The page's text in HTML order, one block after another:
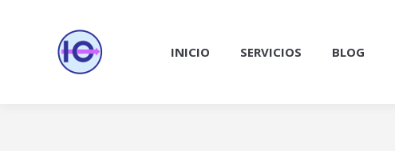
INICIO SERVICIOS BLOG